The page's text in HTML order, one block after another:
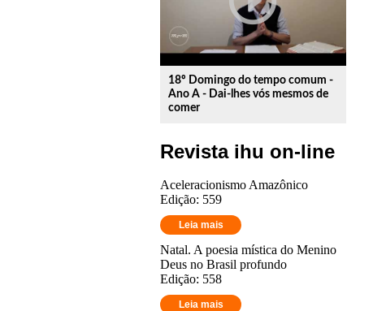
18º Domingo do tempo comum -
Ano A - Dai-lhes vós mesmos de
comer
Revista ihu on-line
Aceleracionismo Amazônico
Edição: 559
Leia mais
Natal. A poesia mística do Menino
Deus no Brasil profundo
Edição: 558
Leia mais